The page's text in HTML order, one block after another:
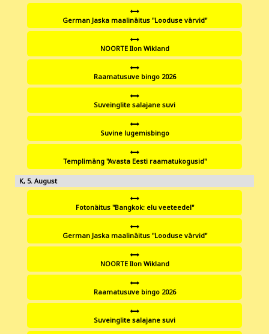
German Jaska maalinäitus "Looduse värvid"
NOORTE Ilon Wikland
Raamatusuve bingo 2026
Suveinglite salajane suvi
Suvine lugemisbingo
Templimäng "Avasta Eesti raamatukogusid"
5
Fotonäitus "Bangkok: elu veeteedel"
German Jaska maalinäitus "Looduse värvid"
NOORTE Ilon Wikland
Raamatusuve bingo 2026
Suveinglite salajane suvi